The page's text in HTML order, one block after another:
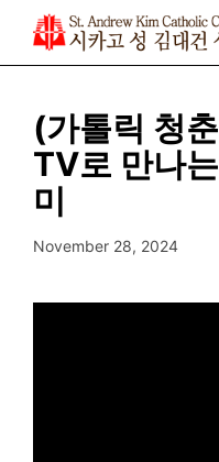
(가톨릭 청
TV로 만나
미
November 28, 2024